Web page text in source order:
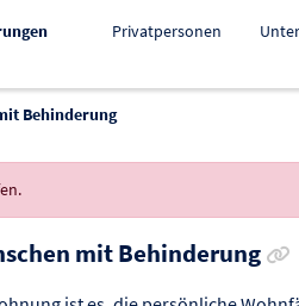
Privatpersonen
Behinderung
mit Behinderung